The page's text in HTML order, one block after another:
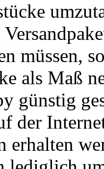
müssen,
als Maß
günstig
der
erhalten